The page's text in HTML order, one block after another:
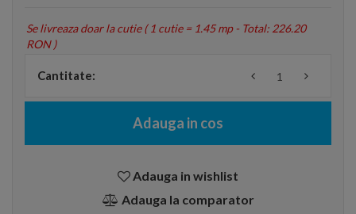
Se livreaza doar la cutie (1 cutie = 1.45 mp - Total: 226.20
RON )
Cantitate:
Adauga in cos
Adauga in wishlist
Adauga la comparator